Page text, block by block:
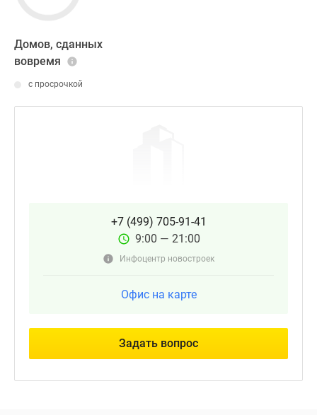
Домов, сданных
вовремя
с просрочкой
+7 (499) 705-91-41
9:00 — 21:00
Инфоцентр новостроек
Офис на карте
Задать вопрос